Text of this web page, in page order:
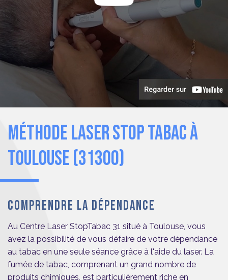
MÉTHODE LASER STOP TABACÀ
TOULOUSE (31300)
COMPRENDRE LA DÉPENDANCE
Au Centre Laser StopTabac 31 situé à Toulouse, vous
avez la possibilité de vous défaire de votre dépendance
au tabac en une seule séance grâce à l'aide du laser. La
fumée de tabac, comprenant un grand nombre de
produits chimiques, est particulièrement riche en